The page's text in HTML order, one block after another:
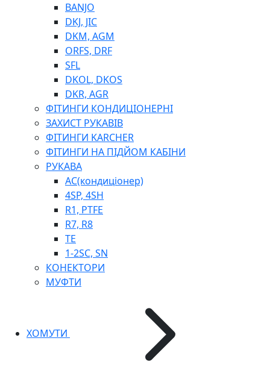
BANJO
DKJ, JIC
DKM, AGM
ORFS, DRF
SFL
DKOL, DKOS
DKR, AGR
ФІТИНГИ КОНДИЦІОНЕРНІ
ЗАХИСТ РУКАВІВ
ФІТИНГИ KARCHER
ФІТИНГИ НА ПІДЙОМ КАБІНИ
РУКАВА
AC(кондиціонер)
4SP, 4SH
R1, PTFE
R7, R8
TE
1-2SC, SN
КОНЕКТОРИ
МУФТИ
ХОМУТИ